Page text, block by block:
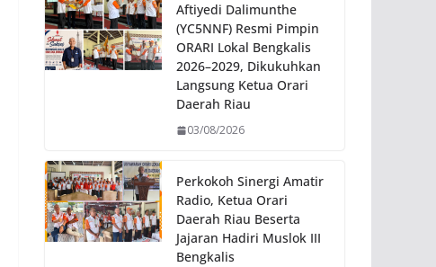
Aftiyedi Dalimunthe
(YC5NNF) Resmi Pimpin
ORARI Lokal Bengkalis
2026–2029, Dikukuhkan
Langsung Ketua Orari
Daerah Riau
03/08/2026
Perkokoh Sinergi Amatir
Radio, Ketua Orari
Daerah Riau Beserta
Jajaran Hadiri Muslok III
Bengkalis